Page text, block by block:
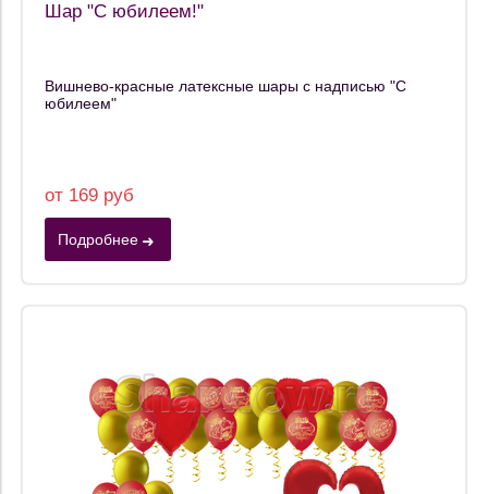
Шар "С юбилеем!"
Вишнево-красные латексные шары с надписью "С
юбилеем"
от 169 руб
Подробнее